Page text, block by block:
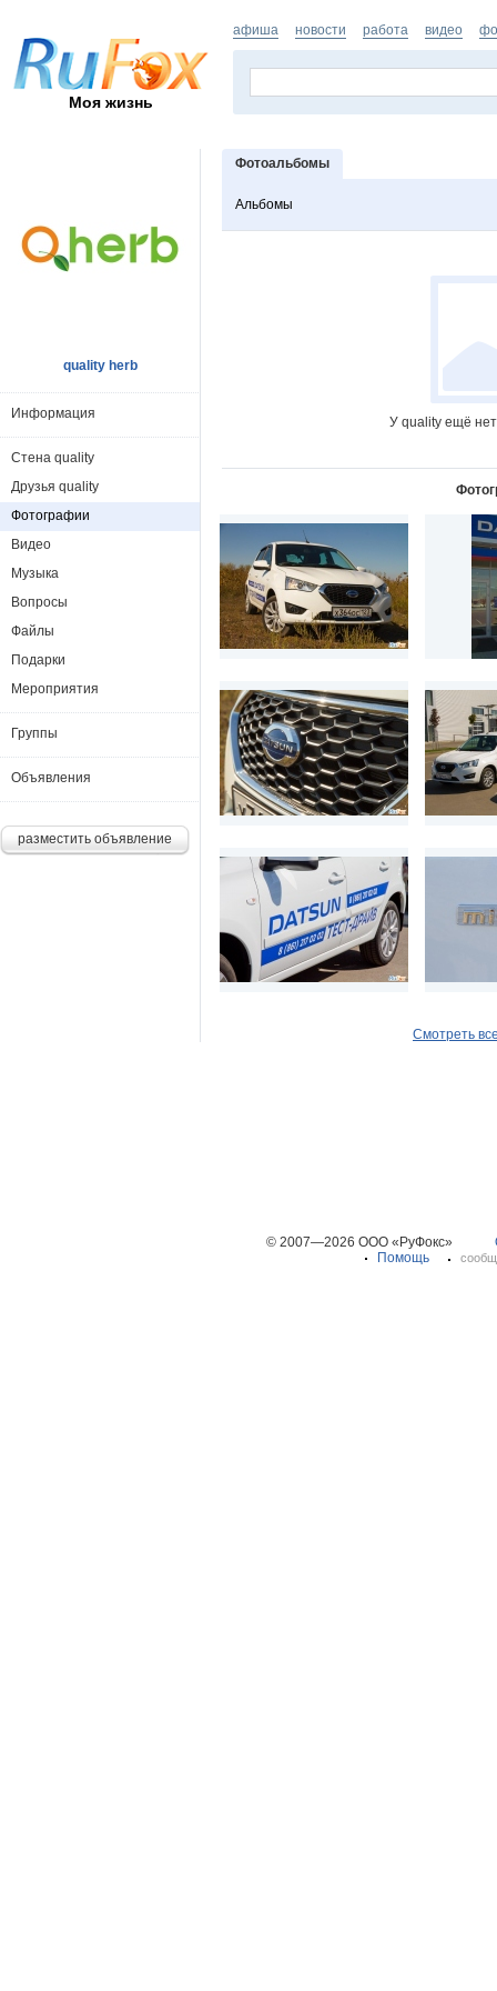
Моя жизнь
афиша новости работа видео
Фотоальбомы
Альбомы
У quality ещё
Смотреть
quality herb
Информация
Стена quality
Друзья quality
Фотографии
Видео
Музыка
Вопросы
Файлы
Подарки
Мероприятия
Группы
Объявления
разместить объявление
© 2007—2026 ООО «РуФокс»
Помощь